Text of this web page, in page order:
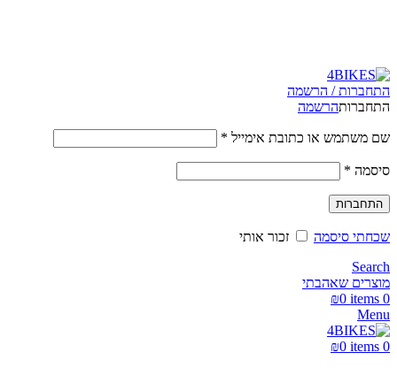
התחברות / הרשמה
התחברותהרשמה
שם משתמש או כתובת אימייל *
סיסמה *
התחברות
שכחתי סיסמה
זכור אותי
Search
מוצרים שאהבתי
0
items
₪0
Menu
0
items
₪0